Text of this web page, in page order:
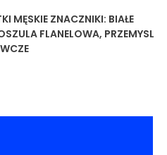
MĘSKIE ZNACZNIKI: BIAŁE
FLANELOWA, PRZEMYSL